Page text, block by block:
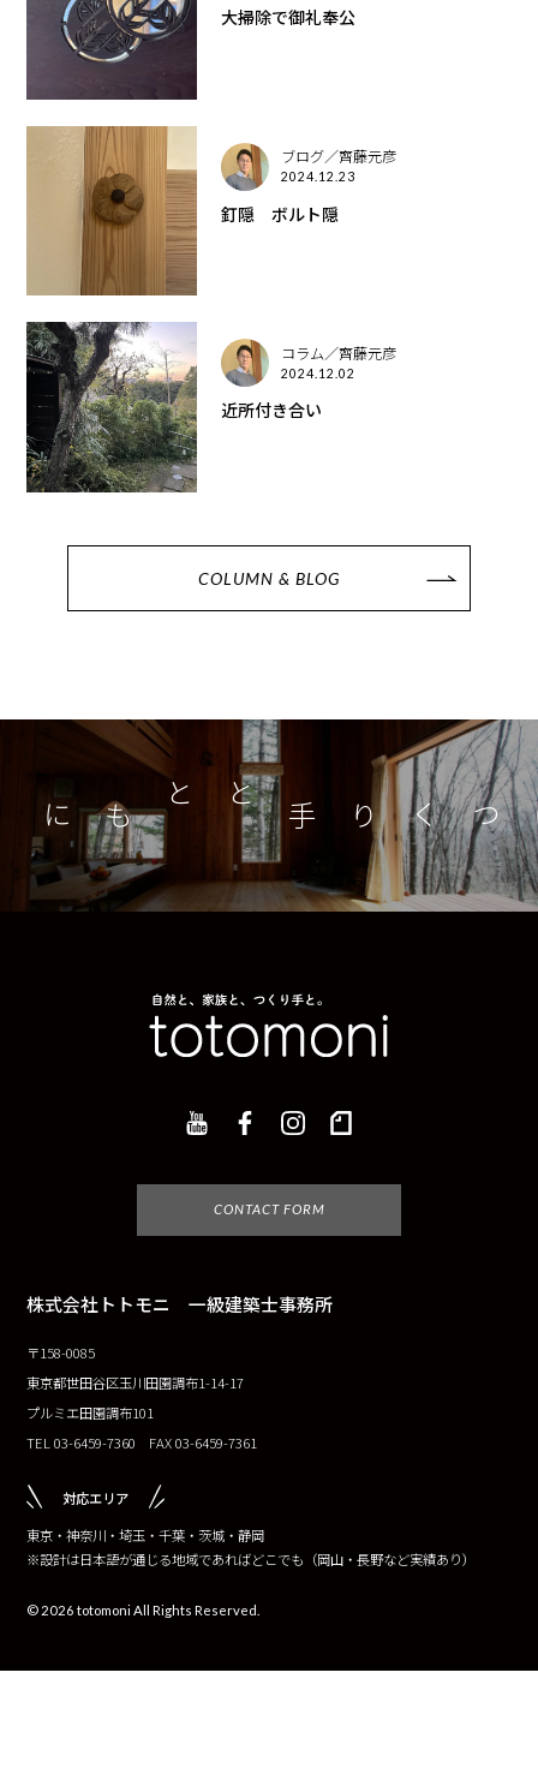
大掃除で御礼奉公
ブログ／齊藤元彦
2024.12.23
釘隠 ボルト隠
コラム／齊藤元彦
2024.12.02
近所付き合い
COLUMN & BLOG
つくり手とともに
CONTACT FORM
株式会社トトモニ 一級建築士事務所
〒158-0085
東京都世田谷区玉川田園調布1-14-17
プルミエ田園調布101
TEL 03-6459-7360 FAX 03-6459-7361
対応エリア
東京・神奈川・埼玉・千葉・茨城・静岡
※設計は日本語が通じる地域であればどこでも（岡山・長野など実績あり）
© 2026 totomoni All Rights Reserved.